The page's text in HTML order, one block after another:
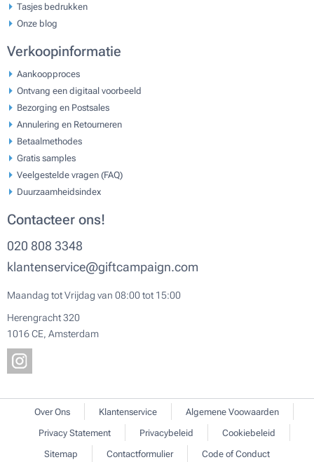
Tasjes bedrukken
Onze blog
Verkoopinformatie
Aankoopproces
Ontvang een digitaal voorbeeld
Bezorging en Postsales
Annulering en Retourneren
Betaalmethodes
Gratis samples
Veelgestelde vragen (FAQ)
Duurzaamheidsindex
Contacteer ons!
020 808 3348
klantenservice@giftcampaign.com
Maandag tot Vrijdag van 08:00 tot 15:00
Herengracht 320
1016 CE, Amsterdam
Over Ons Klantenservice
Algemene Voowaarden
Privacy Statement
Privacybeleid
Cookiebeleid
Sitemap
Contactformulier Code of Conduct